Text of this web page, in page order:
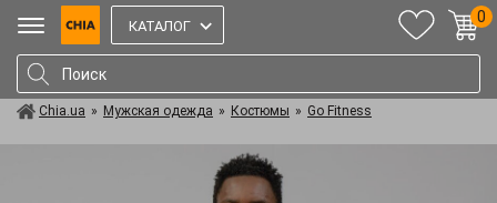
КАТАЛОГ
0
Chia.ua » Мужская одежда » Костюмы » Go Fitness